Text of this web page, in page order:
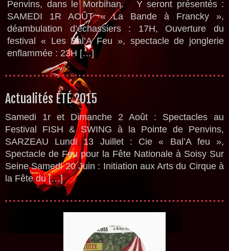
Penvins, dans le Morbihan. Y seront présentés :
SAMEDI 1R AOÛT « La Bande à Francky »,
déambulation d’échassiers : 17H, Ouverture du
festival « Les Bal’A Feu », spectacle de jonglerie
enflammée : 23H […]
Actualités ÉTÉ 2015
Samedi 1r et Dimanche 2 Août : Spectacles au
Festival FISH & SWING à la Pointe de Penvins,
SARZEAU Lundi 13 Juillet : Cie « Bal’A feu »,
Spectacle de Feu pour la Fête Nationale à Soisy Sur
Seine Samedi 20 Juin : Initiation aux Arts du Cirque à
la Fête du […]